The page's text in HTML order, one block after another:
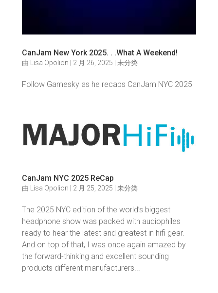
CanJam New York 2025. . .What A Weekend!
由 Lisa Opolion 2 月 26, 2025 未分类
Follow Gamesky as he recaps CanJam NYC 2025
CanJam NYC 2025 ReCap
由 Lisa Opolion 2 月 25, 2025 未分类
The 2025 NYC edition of the world’s biggest
headphone show was packed with audiophiles
ready to hear the latest and greatest in hifi gear.
And on top of that, I was once again amazed by
the forward-thinking and excellent sounding
products different manufacturers...